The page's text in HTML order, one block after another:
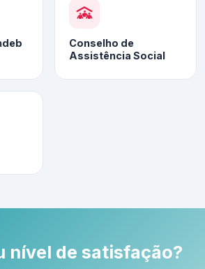
Conselho de
Assistência Social
nível de satisfação?